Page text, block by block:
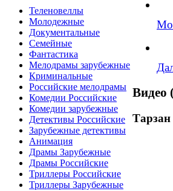
Теленовеллы
Молодежные
Документальные
Семейные
Фантастика
Мелодрамы зарубежные
Криминальные
Российские мелодрамы
Комедии Российские
Комедии зарубежные
Детективы Российские
Зарубежные детективы
Анимация
Драмы Зарубежные
Драмы Российские
Триллеры Российские
Триллеры Зарубежные
Видео